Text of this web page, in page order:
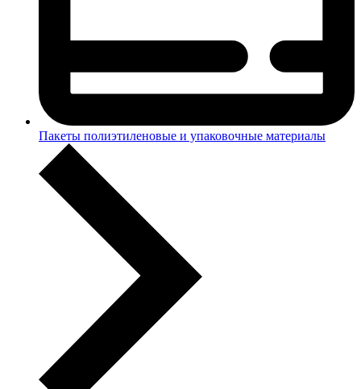
Пакеты полиэтиленовые и упаковочные материалы